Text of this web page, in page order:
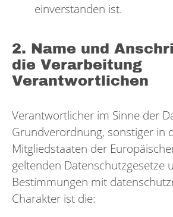
einverstanden ist.
2. Name und
die Verarbeitung
Verantwortlichen
Verantwortlicher im Sinne der
Grundverordnung, sonstiger in
Mitgliedstaaten der
geltenden Datenschutzgesetze
Bestimmungen mit
Charakter ist die: